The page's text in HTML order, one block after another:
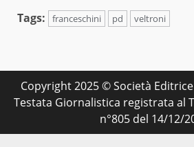
Tags: franceschini pd veltroni
Copyright 2025 © Società
Testata Giornalistica registrata al
n°805 del 14/12/